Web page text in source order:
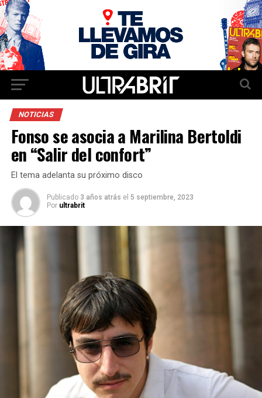
NOTICIAS
Fonso se asocia a Marilina Bertoldi
en “Salir del confort”
El tema adelanta su próximo disco
Publicado 3 años atrás el 5 septiembre, 2023
Por ultrabrit